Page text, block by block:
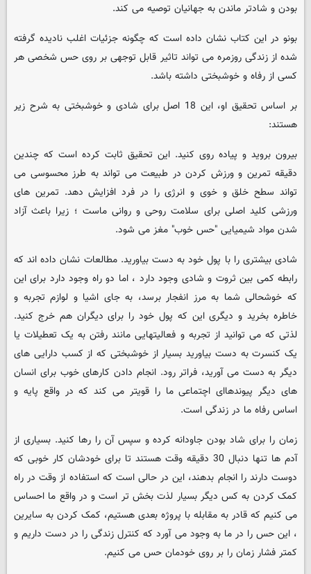
بودن و شادتر ماندن به جهانیان توصیه می کند.
بونو در این کتاب نشان داده است که چگونه جزئیات اغلب نادیده گرفته
شده از زندگی روزمره می تواند تاثیر قابل توجهی بر روی حس شخصی هر
کسی از رفاه و خوشبختی داشته باشد.
بر اساس تحقیق او، این 18 اصل برای شادی و خوشبختی به شرح زیر
هستند:
بیرون بروید و پیاده روی کنید. این تحقیق ثابت کرده است که چندین
دقیقه تمرین و ورزش کردن در طبیعت می تواند به طرز محسوسی می
تواند سطح خلق و خوی و انرژی را در فرد افزایش دهد. تمرین های
ورزشی کلید اصلی برای سلامت روحی و روانی ماست ؛ زیرا باعث آزاد
شدن مواد شیمیایی "حس خوب" مغز می شود.
شادی بیشتری را با پول خود به دست بیاورید. مطالعات نشان داده اند که
رابطه کمی بین ثروت و شادی وجود دارد ، اما دو راه وجود دارد برای این
که خوشحالی شما به مرز انفجار برسد، به جای اشیا و لوازم تجربه و
خاطره بخرید و دیگری این که پول خود را برای دیگران هم خرج کنید.
لذتی که می توانید از تجربه و فعالیتهایی مانند رفتن به یک تعطیلات یا
یک کنسرت به دست بیاورید بسیار از خوشبختی که از کسب دارایی های
دیگر به دست می آورید، فراتر رود. انجام دادن کارهای خوب برای انسان
های دیگر پیوندهاای اچتماعی ما را قویتر می کند که در واقع پایه و
اساس رفاه ما در زندگی است.
زمان را برای شاد بودن جاودانه کرده و سپس آن را رها کنید. بسیاری از
آدم ها تنها دنبال 30 دقیقه وقت هستند تا برای خودشان کار خوبی که
دوست دارند را انجام بدهند، این در حالی است که استفاده از وقت در راه
کمک کردن به کس دیگر بسیار لذت بخش تر است و در واقع ما احساس
می کنیم که قادر به مقابله با پروژه بعدی هستیم، کمک کردن به سایرین
، این حس را در ما به وجود می آورد که کنترل زندگی را در دست داریم و
کمتر فشار زمان را بر روی خودمان حس می کنیم.